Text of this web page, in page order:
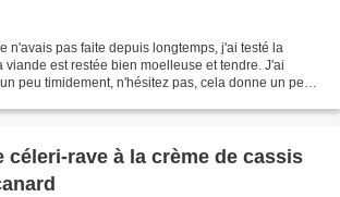
n'avais pas faite depuis longtemps, j'ai testé la
viande est restée bien moelleuse et tendre. J'ai
peu timidement, n'hésitez pas, cela donne un peu
céleri-rave à la crème de cassis